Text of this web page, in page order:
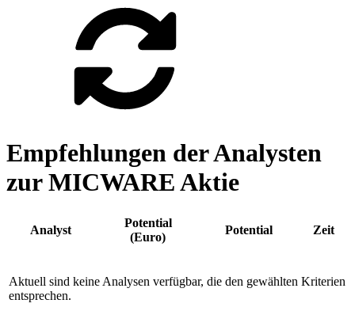
Empfehlungen der Analysten
zur MICWARE Aktie
Analyst
Potential
(Euro)
Potential Zeit
Aktuell sind keine Analysen verfügbar, die den gewählten Kriterien
entsprechen.